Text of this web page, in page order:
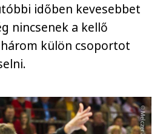
időben kevesebbet
nincsenek a kellő
külön csoportot